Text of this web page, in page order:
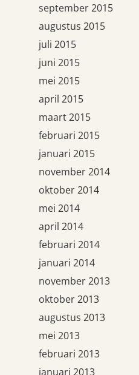
september 2015
augustus 2015
juli 2015
juni 2015
mei 2015
april 2015
maart 2015
februari 2015
januari 2015
november 2014
oktober 2014
mei 2014
april 2014
februari 2014
januari 2014
november 2013
oktober 2013
augustus 2013
mei 2013
februari 2013
januari 2013